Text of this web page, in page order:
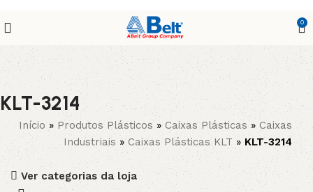
0
KLT-3214
Início» Produtos Plásticos »Caixas Plásticas»Caixas
Industriais» Caixas Plásticas KLT » KLT-3214
Ver categorias da loja